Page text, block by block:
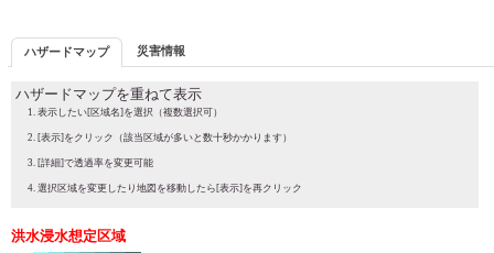
ハザードマップ 災害情報
ハザードマップを重ねて表示
表示したい[区域名]を選択（複数選択可）
[表示]をクリック（該当区域が多いと数十秒かかります）
[詳細]で透過率を変更可能
選択区域を変更したり地図を移動したら[表示]を再クリック
洪水浸水想定区域